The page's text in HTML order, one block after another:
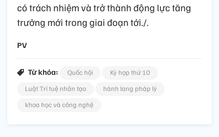
có trách nhiệm và trở thành động lực tăng
trưởng mới trong giai đoạn tới./.
PV
Từ khóa: Quốc hội
Kỳ họp thứ 10
Luật Trí tuệ nhân tạo
hành lang pháp lý
khoa học và công nghệ